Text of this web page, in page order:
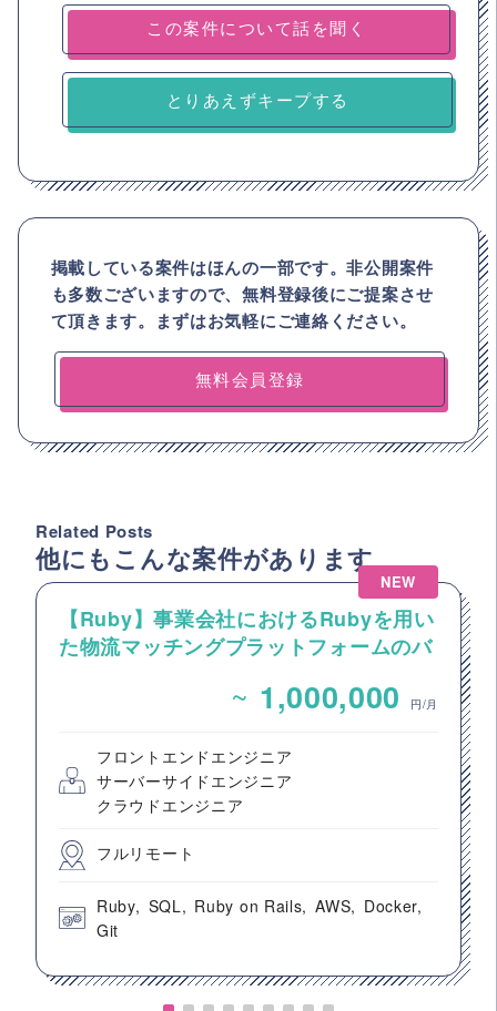
とりあえずキープする
掲載している案件はほんの一部です。非公開案件
も多数ございますので、無料登録後にご提案させ
て頂きます。まずはお気軽にご連絡ください。
無料会員登録
Related Posts
他にもこんな案件があります
NEW
【Ruby】事業会社におけるRubyを用い
た物流マッチングプラットフォームのバ
~ 1,000,000 円/月
フロントエンドエンジニア
サーバーサイドエンジニア
クラウドエンジニア
フルリモート
Ruby SQL Ruby on Rails AWS
Docker
Git